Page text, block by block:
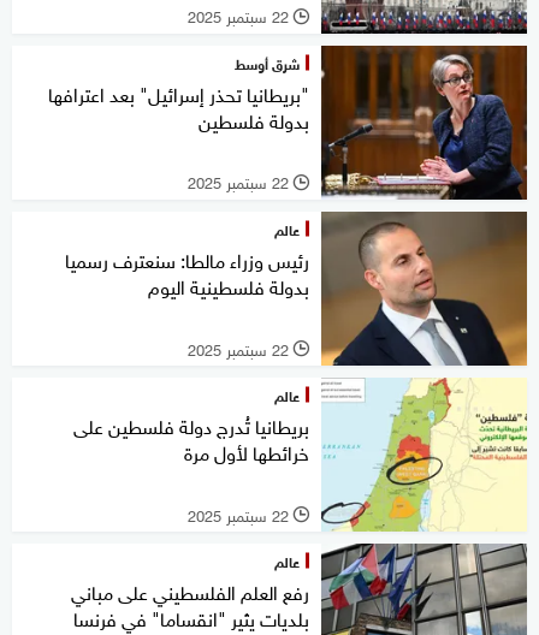
l 22 سبتمبر 2025
شرق أوسط
"بريطانيا تحذر إسرائيل" بعد اعترافها
بدولة فلسطين
l 22 سبتمبر 2025
عالم
رئيس وزراء مالطا: سنعترف رسميا
بدولة فلسطينية اليوم
l 22 سبتمبر 2025
عالم
بريطانيا تُدرج دولة فلسطين على
خرائطها لأول مرة
l 22 سبتمبر 2025
عالم
رفع العلم الفلسطيني على مباني
بلديات يثير "انقساما" في فرنسا